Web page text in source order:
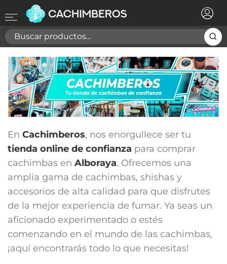
En Cachimberos, nos enorgullece ser tu
tienda online de confianza para comprar
cachimbas en Alboraya. Ofrecemos una
amplia gama de cachimbas, shishas y
accesorios de alta calidad para que disfrutes
de la mejor experiencia de fumar. Ya seas un
aficionado experimentado o estés
comenzando en el mundo de las cachimbas,
¡aquí encontrarás todo lo que necesitas!
Registrarse ×
Necesitas hacer login para guardar productos en tu
lista de deseos
Cancelar Registrarse